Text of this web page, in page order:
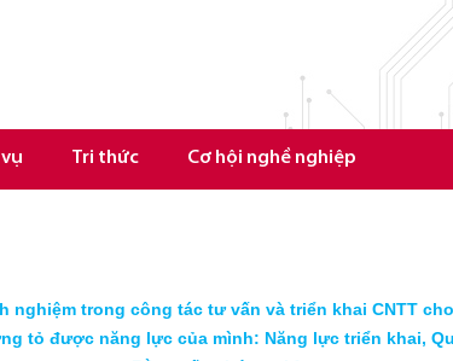
Tri thức Cơ hội nghề nghiệp
nghiệm trong công tác tư vấn và triển khai CNTT
tỏ được năng lực của mình: Năng lực triển khai,